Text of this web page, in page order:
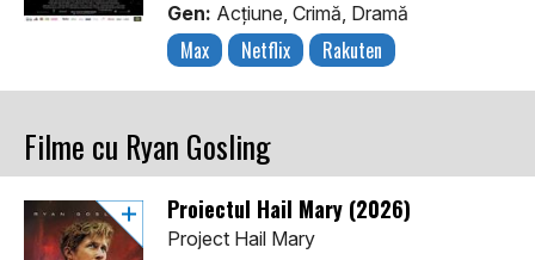
Gen: Acţiune, Crimă, Dramă
Max Netflix Rakuten
Filme cu Ryan Gosling
Proiectul Hail Mary (2026)
Project Hail Mary